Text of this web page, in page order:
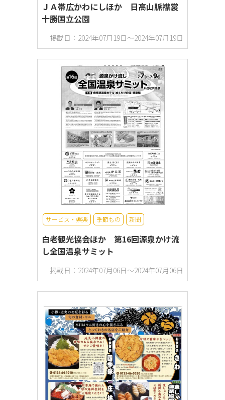
ＪＡ帯広かわにしほか 日高山脈襟裳
十勝国立公園
掲載日：2024年07月19日～2024年07月19日
サービス・娯楽 季節もの 新聞
白老観光協会ほか 第16回源泉かけ流
し全国温泉サミット
掲載日：2024年07月06日～2024年07月06日